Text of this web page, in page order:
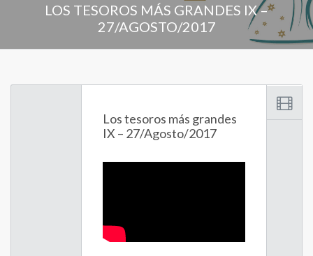
LOS TESOROS MÁS GRANDES IX –
27/AGOSTO/2017
Los tesoros más grandes
IX – 27/Agosto/2017